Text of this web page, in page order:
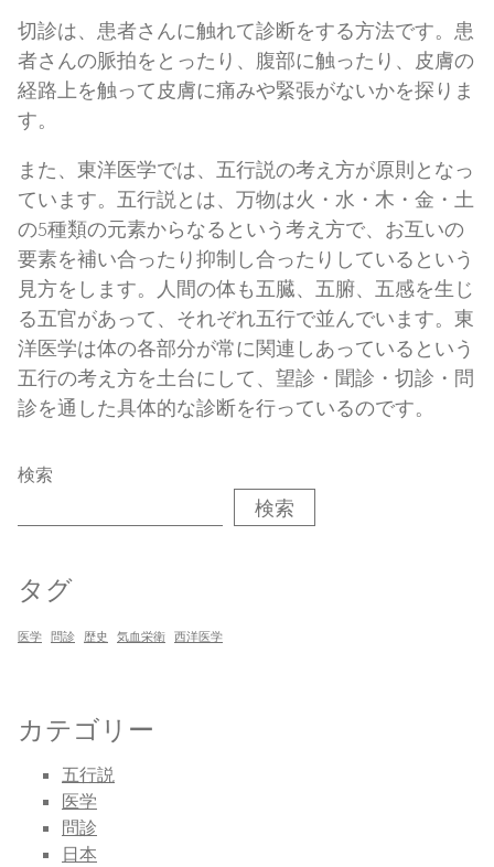
切診は、患者さんに触れて診断をする方法です。患
者さんの脈拍をとったり、腹部に触ったり、皮膚の
経路上を触って皮膚に痛みや緊張がないかを探りま
す。
また、東洋医学では、五行説の考え方が原則となっ
ています。五行説とは、万物は火・水・木・金・土
の5種類の元素からなるという考え方で、お互いの
要素を補い合ったり抑制し合ったりしているという
見方をします。人間の体も五臓、五腑、五感を生じ
る五官があって、それぞれ五行で並んでいます。東
洋医学は体の各部分が常に関連しあっているという
五行の考え方を土台にして、望診・聞診・切診・問
診を通した具体的な診断を行っているのです。
検索
検索
タグ
医学 問診 歴史 気血栄衛 西洋医学
カテゴリー
五行説
医学
問診
日本